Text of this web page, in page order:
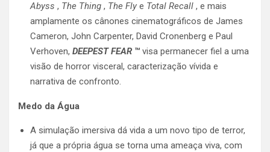
Abyss , The Thing , The Fly e Total Recall , e mais
amplamente os cânones cinematográficos de James
Cameron, John Carpenter, David Cronenberg e Paul
Verhoven, DEEPEST FEAR ™ visa permanecer fiel a uma
visão de horror visceral, caracterização vívida e
narrativa de confronto.
Medo da Água
A simulação imersiva dá vida a um novo tipo de terror,
já que a própria água se torna uma ameaça viva, com